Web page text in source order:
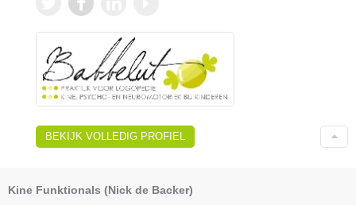
BEKIJK VOLLEDIG PROFIEL
Kine Funktionals (Nick de Backer)